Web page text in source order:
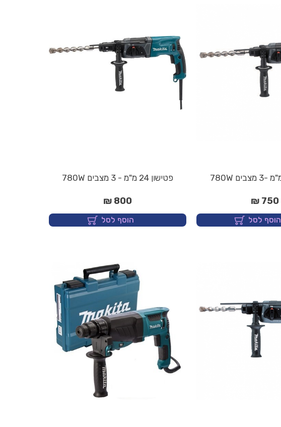
750 ₪
הוסף לסל
פטישון 24 מ"מ - 3 מצבים 780W
800 ₪
הוסף לסל